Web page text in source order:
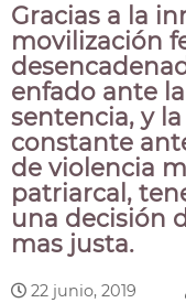
Gracias a la
movilización
enfado ante
sentencia, y
constante
de violencia
patriarcal,
una decisión
mas justa.
22 junio, 2019